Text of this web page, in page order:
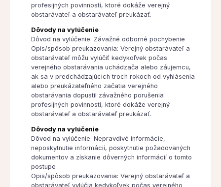
profesijných povinností, ktoré dokáže verejný
obstarávateľ a obstarávateľ preukázať.
Dôvody na vylúčenie
Dôvod na vylúčenie: Závažné odborné pochybenie
Opis/spôsob preukazovania: Verejný obstarávateľ a
obstarávateľ môžu vylúčiť kedykoľvek počas
verejného obstarávania uchádzača alebo záujemcu,
ak sa v predchádzajúcich troch rokoch od vyhlásenia
alebo preukázateľného začatia verejného
obstarávania dopustil závažného porušenia
profesijných povinností, ktoré dokáže verejný
obstarávateľ a obstarávateľ preukázať.
Dôvody na vylúčenie
Dôvod na vylúčenie: Nepravdivé informácie,
neposkytnutie informácií, poskytnutie požadovaných
dokumentov a získanie dôverných informácií o tomto
postupe
Opis/spôsob preukazovania: Verejný obstarávateľ a
obstarávateľ vylúčia kedykoľvek počas verejného